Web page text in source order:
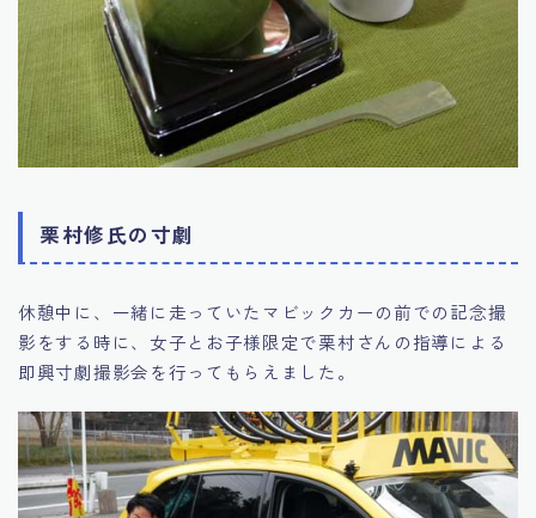
栗村修氏の寸劇
休憩中に、一緒に走っていたマビックカーの前での記念撮
影をする時に、女子とお子様限定で栗村さんの指導による
即興寸劇撮影会を行ってもらえました。